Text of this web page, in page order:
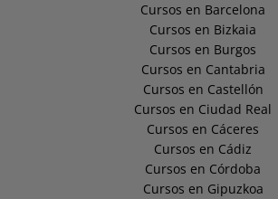
Cursos en Barcelona
Cursos en Bizkaia
Cursos en Burgos
Cursos en Cantabria
Cursos en Castellón
Cursos en Ciudad Real
Cursos en Cáceres
Cursos en Cádiz
Cursos en Córdoba
Cursos en Gipuzkoa